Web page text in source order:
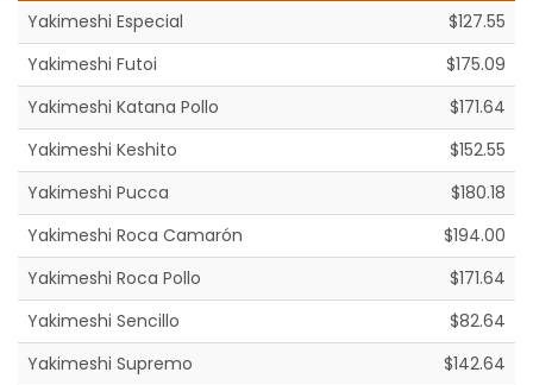
Yakimeshi Especial
$127.55
Yakimeshi Futoi
$175.09
Yakimeshi Katana Pollo
$171.64
Yakimeshi Keshito
$152.55
Yakimeshi Pucca
$180.18
Yakimeshi Roca Camarón
$194.00
Yakimeshi Roca Pollo
$171.64
Yakimeshi Sencillo
$82.64
Yakimeshi Supremo
$142.64